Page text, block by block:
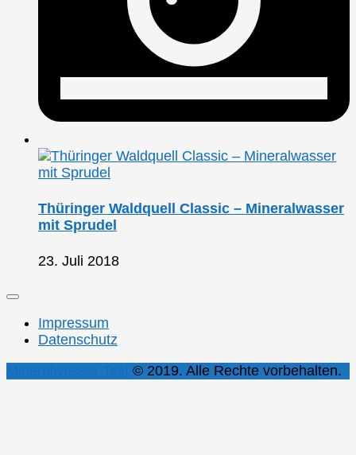
Thüringer Waldquell Classic – Mineralwasser
mit Sprudel
23. Juli 2018
Impressum
Datenschutz
© 2019. Alle Rechte vorbehalten.